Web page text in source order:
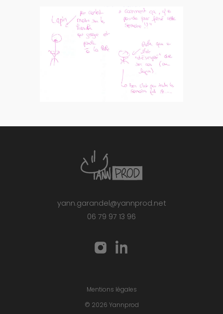
yann.garandel@yannprod.net
06 79 97 13 96
Mentions légales
© 2026 Yannprod